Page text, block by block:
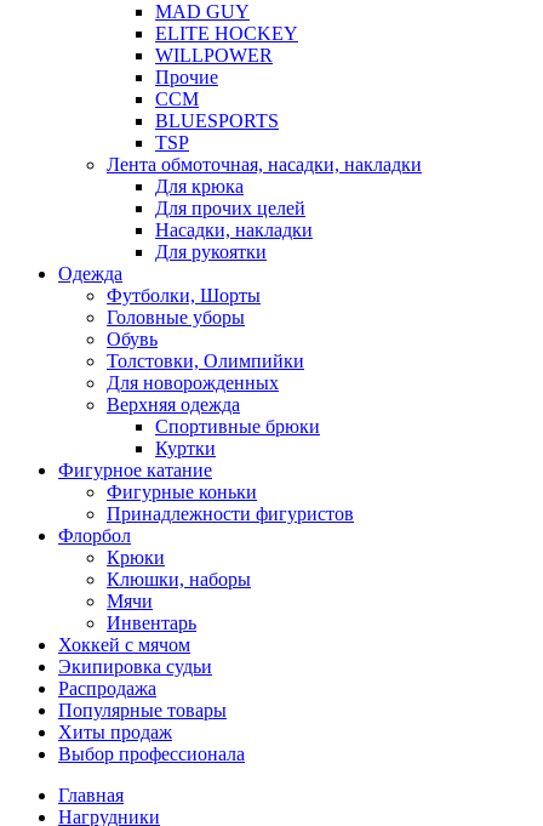
MAD GUY
ELITE HOCKEY
WILLPOWER
Прочие
CCM
BLUESPORTS
TSP
Лента обмоточная, насадки, накладки
Для крюка
Для прочих целей
Насадки, накладки
Для рукоятки
Одежда
Футболки, Шорты
Головные уборы
Обувь
Толстовки, Олимпийки
Для новорожденных
Верхняя одежда
Спортивные брюки
Куртки
Фигурное катание
Фигурные коньки
Принадлежности фигуристов
Флорбол
Крюки
Клюшки, наборы
Мячи
Инвентарь
Хоккей с мячом
Экипировка судьи
Распродажа
Популярные товары
Хиты продаж
Выбор профессионала
Главная
Нагрудники